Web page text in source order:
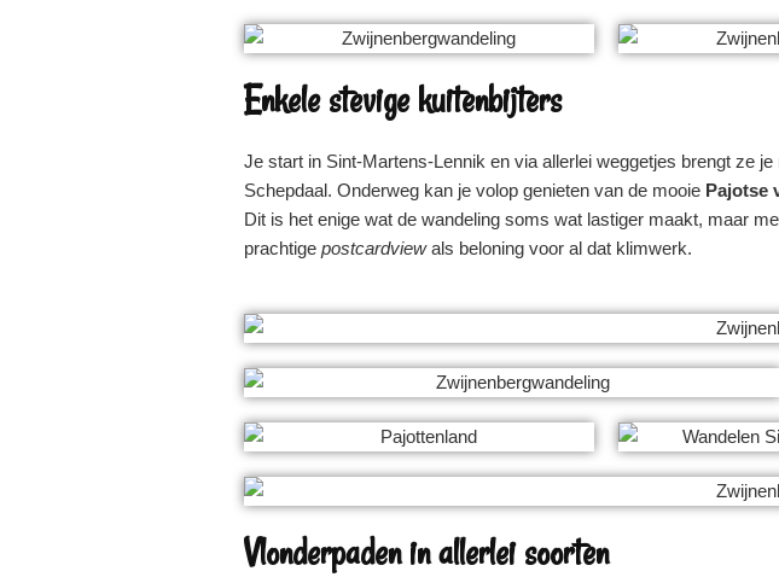
Enkele stevige kuitenbijters
Je start in Sint-Martens-Lennik en via allerlei weggetjes brengt ze
Schepdaal. Onderweg kan je volop genieten van de mooie Pajotse
Dit is het enige wat de wandeling soms wat lastiger maakt, maar
prachtige postcardviewals beloning voor al dat klimwerk.
Vlonderpaden in allerlei soorten